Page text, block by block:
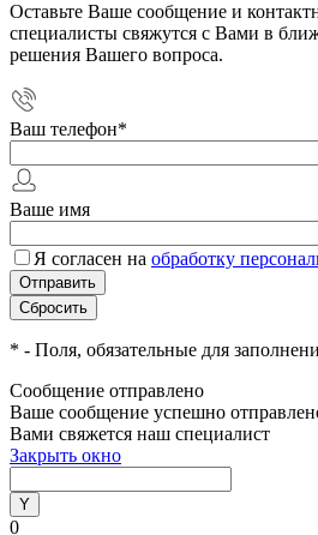
Оставьте Ваше сообщение и
специалисты свяжутся с Вами в
решения Вашего вопроса.
Ваш телефон*
Ваше имя
Я согласен на обработку
* - Поля, обязательные для
Сообщение отправлено
Ваше сообщение успешно
Вами свяжется наш специалист
Закрыть окно
0